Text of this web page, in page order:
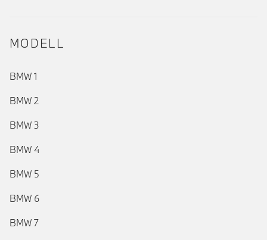
MODELL
BMW 1
BMW 2
BMW 3
BMW 4
BMW 5
BMW 6
BMW 7